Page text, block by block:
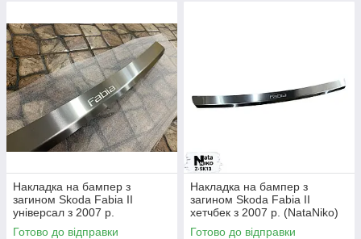
Накладка на бампер з
загином Skoda Fabia II
універсал з 2007 р.
(NataNiko)
Готово до відправки
Накладка на бампер з
загином Skoda Fabia II
хетчбек з 2007 р. (NataNiko)
Готово до відправки